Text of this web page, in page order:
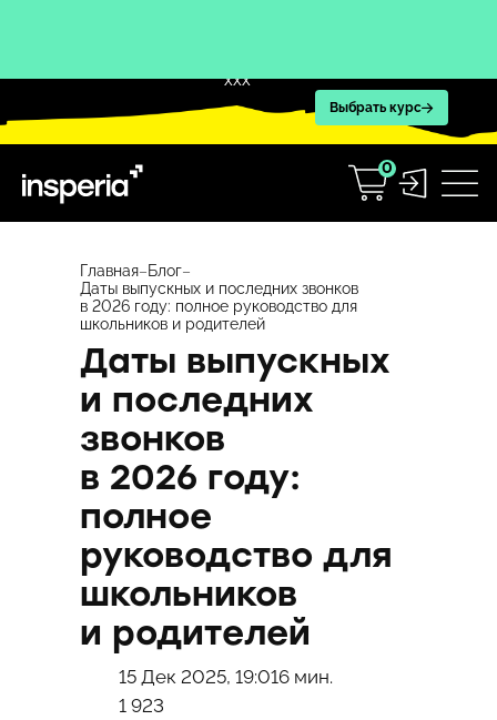
содержимому
XXX
Выбрать курс
0
Главная–Блог–
Даты выпускных и последних звонков
в 2026 году: полное руководство для
школьников и родителей
Даты выпускных
и последних
звонков
в 2026 году:
полное
руководство для
школьников
и родителей
15 Дек 2025, 19:016 мин.
1 923